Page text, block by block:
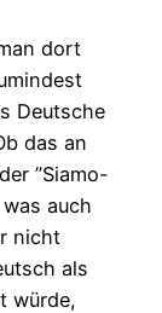
dort
Deutsche
das an
”Siamo-
auch
nicht
als
würde,